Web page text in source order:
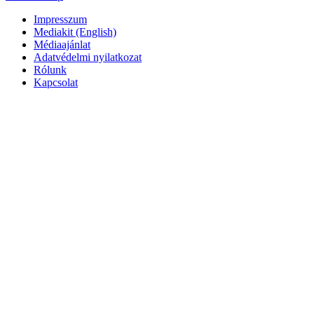
Impresszum
Mediakit (English)
Médiaajánlat
Adatvédelmi nyilatkozat
Rólunk
Kapcsolat